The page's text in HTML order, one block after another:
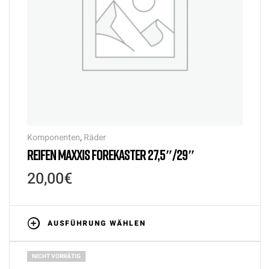
Komponenten, Räder
REIFEN MAXXIS FOREKASTER 27,5″/29″
20,00€
AUSFÜHRUNG WÄHLEN
NICHT VORRÄTIG